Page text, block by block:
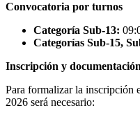
Convocatoria por turnos
Categoría Sub-13:
Categorías Sub-15,
Inscripción y documentación
Para formalizar la inscripción
2026 será necesario: